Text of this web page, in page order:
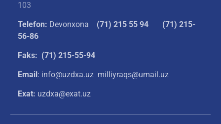
103
Telefon: Devonxona (71) 215 55 94
(71) 215-
56-86
Faks: (71) 215-55-94
Email : info@uzdxa.uz milliyraqs@umail.uz
Exat: uzdxa@exat.uz